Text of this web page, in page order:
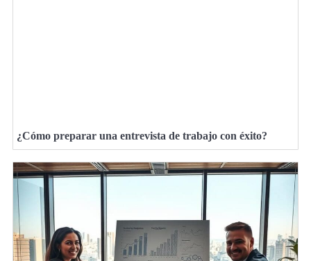
¿Cómo preparar una entrevista de trabajo con éxito?